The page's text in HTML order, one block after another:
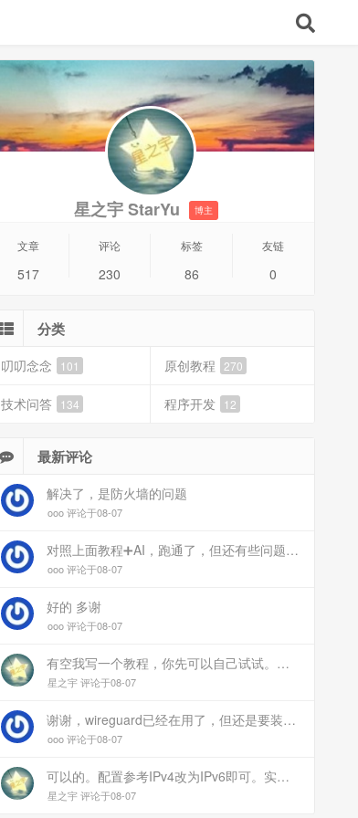
星之宇 StarYu 博主
文章
517
评论
230
标签
86
友链
0
分类
叨叨念念 101 原创教程 270
技术问答 134 程序开发 12
最新评论
解决了，是防火墙的问题
ooo 评论于08-07
对照上面教程➕AI，跑通了，但还有些问题：手机连上vpn后，部分家里内网的服务能访问（内网的Debian服务器可以），部分不能(routeros网页），不知道问题出在哪
ooo 评论于08-07
好的 多谢
ooo 评论于08-07
有空我写一个教程，你先可以自己试试。目前来说ipv6应该没问题的。
星之宇 评论于08-07
谢谢，wireguard已经在用了，但还是要装客户端。您这个方案连客户端都免了
ooo 评论于08-07
可以的。配置参考IPv4改为IPv6即可。实在不会可以用wireguard，这个简单和稳定
星之宇 评论于08-07